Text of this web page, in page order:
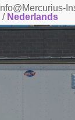
/ Nederlands